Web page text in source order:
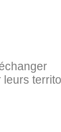
leurs